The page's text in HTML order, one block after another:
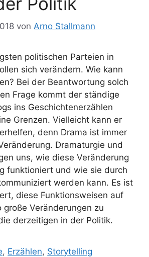
von Arno Stallmann
politischen Parteien in
sich verändern. Wie kann
Bei der Beantwortung solch
Frage kommt der ständige
ins Geschichtenerzählen
Grenzen. Vielleicht kann er
denn Drama ist immer
Dramaturgie und
uns, wie diese Veränderung
funktioniert und wie sie durch
werden kann. Es ist
diese Funktionsweisen auf
große Veränderungen zu
derzeitigen in der Politik.
, Erzählen, Storytelling